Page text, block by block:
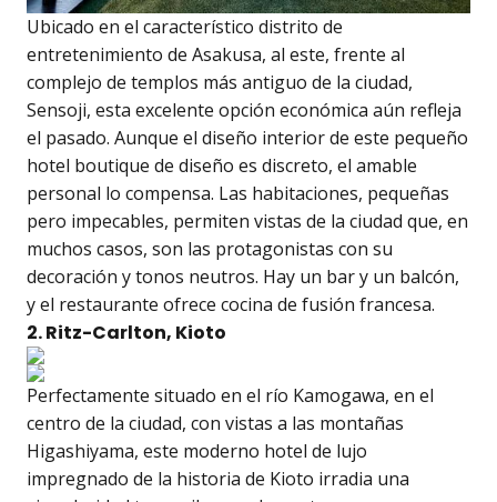
Ubicado en el característico distrito de
entretenimiento de Asakusa, al este, frente al
complejo de templos más antiguo de la ciudad,
Sensoji, esta excelente opción económica aún refleja
el pasado. Aunque el diseño interior de este pequeño
hotel boutique de diseño es discreto, el amable
personal lo compensa. Las habitaciones, pequeñas
pero impecables, permiten vistas de la ciudad que, en
muchos casos, son las protagonistas con su
decoración y tonos neutros. Hay un bar y un balcón,
y el restaurante ofrece cocina de fusión francesa.
2. Ritz-Carlton, Kioto
Perfectamente situado en el río Kamogawa, en el
centro de la ciudad, con vistas a las montañas
Higashiyama, este moderno hotel de lujo
impregnado de la historia de Kioto irradia una